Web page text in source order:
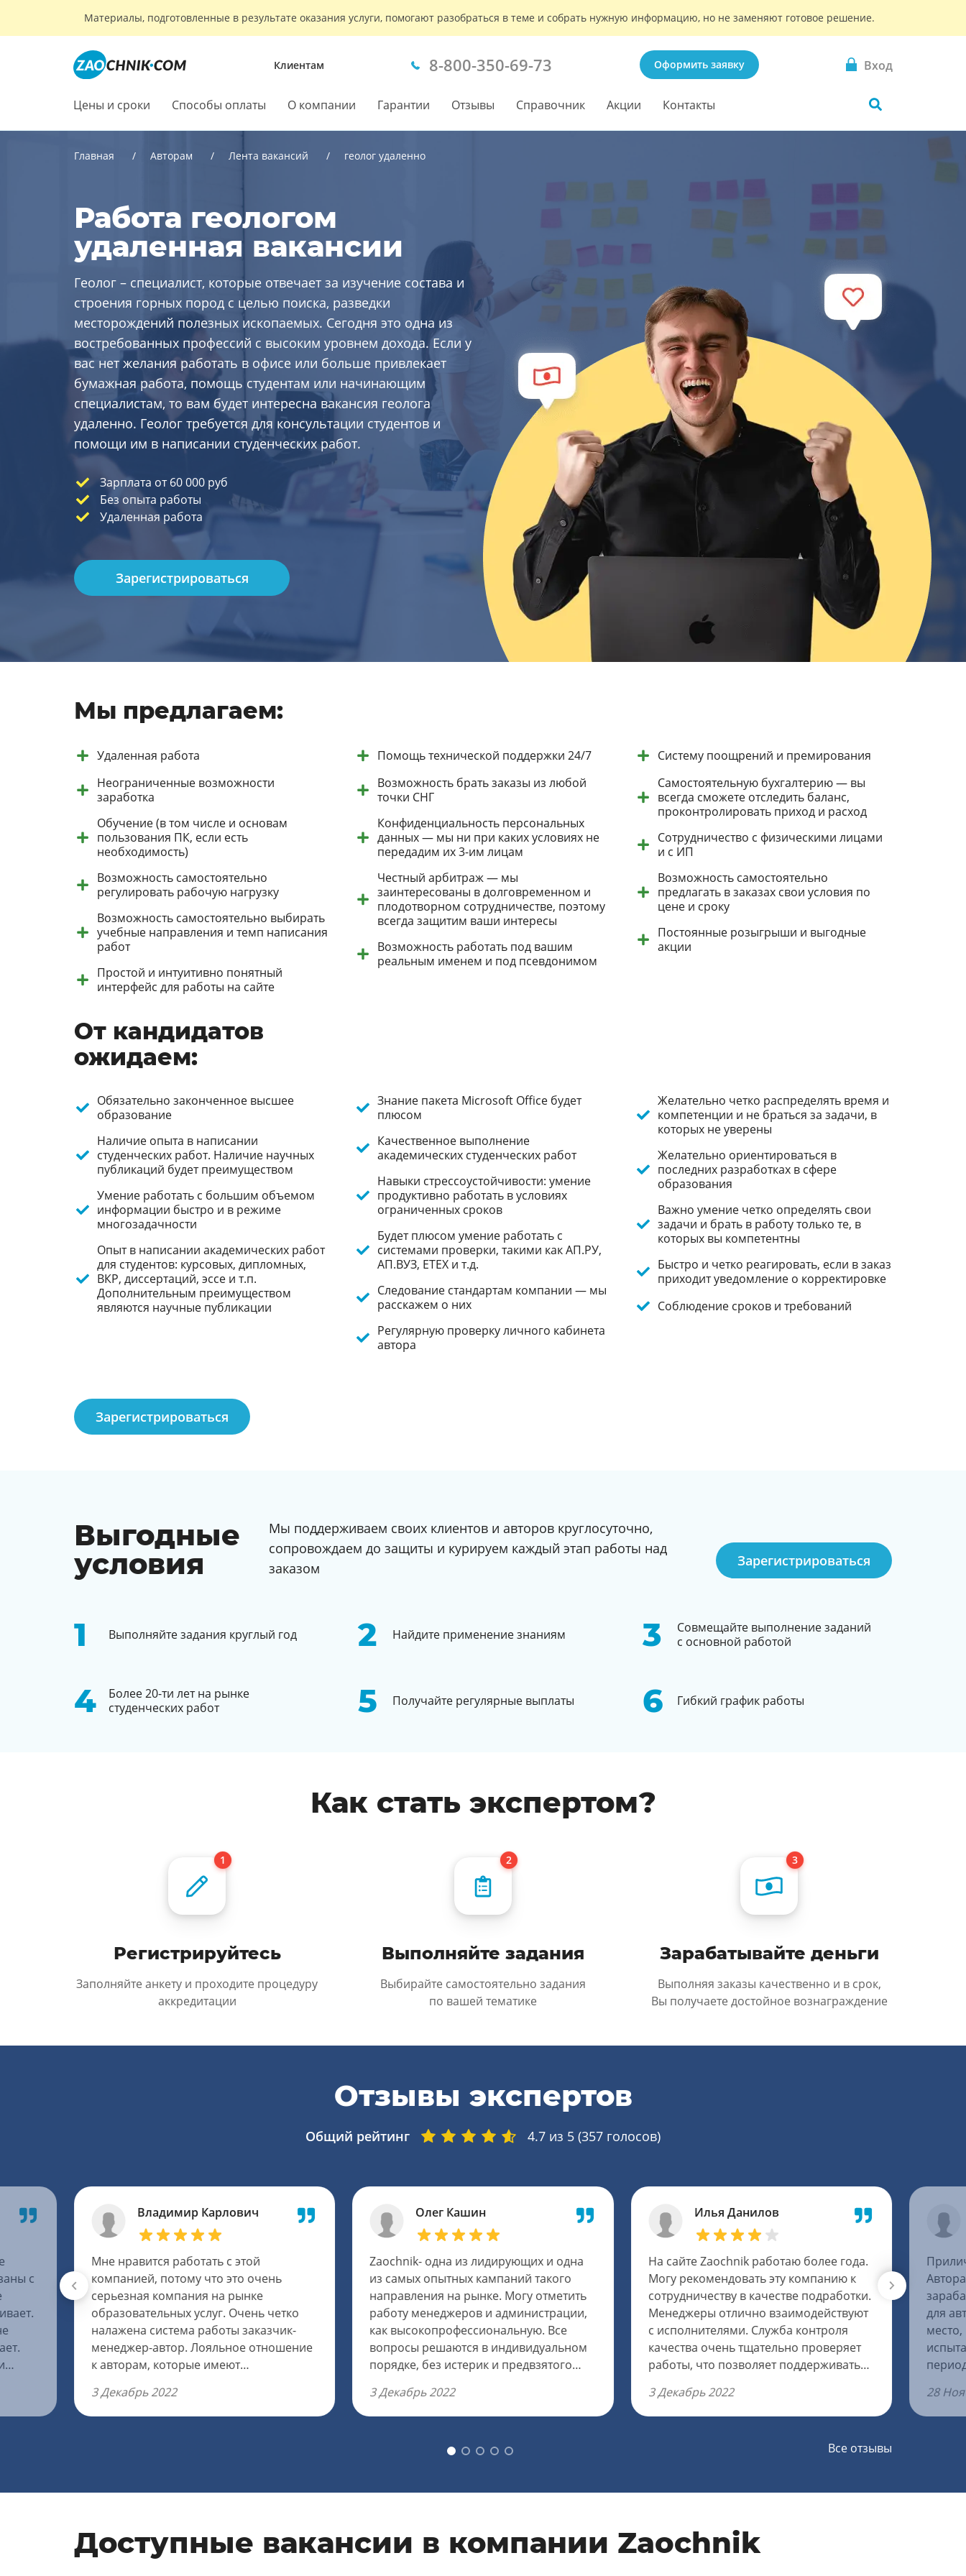
Материалы, подготовленные в результате оказания услуги, помогают разобраться в теме и собрать нужную информацию, но не заменяют готовое решение.
Клиентам 8-800-350-69-73 Оформить заявку Вход
Цены и сроки Способы оплаты О компании Гарантии Отзывы Справочник Акции Контакты
Главная Авторам Лента вакансий геолог удаленно
Работа геологом
удаленная вакансии
Геолог – специалист, которые отвечает за изучение состава и
строения горных пород с целью поиска, разведки
месторождений полезных ископаемых. Сегодня это одна из
востребованных профессий с высоким уровнем дохода. Если у
вас нет желания работать в офисе или больше привлекает
бумажная работа, помощь студентам или начинающим
специалистам, то вам будет интересна вакансия геолога
удаленно. Геолог требуется для консультации студентов и
помощи им в написании студенческих работ.
Зарплата от 60 000 руб
Без опыта работы
Удаленная работа
Зарегистрироваться
Мы предлагаем:
Удаленная работа
Неограниченные возможности
заработка
Обучение (в том числе и основам
пользования ПК, если есть
необходимость)
Возможность самостоятельно
регулировать рабочую нагрузку
Возможность самостоятельно выбирать
учебные направления и темп написания
работ
Простой и интуитивно понятный
интерфейс для работы на сайте
Помощь технической поддержки 24/7
Возможность брать заказы из любой
точки СНГ
Конфиденциальность персональных
данных — мы ни при каких условиях не
передадим их 3-им лицам
Честный арбитраж — мы
заинтересованы в долговременном и
плодотворном сотрудничестве, поэтому
всегда защитим ваши интересы
Возможность работать под вашим
реальным именем и под псевдонимом
Систему поощрений и премирования
Самостоятельную бухгалтерию — вы
всегда сможете отследить баланс,
проконтролировать приход и расход
Сотрудничество с физическими лицами
и с ИП
Возможность самостоятельно
предлагать в заказах свои условия по
цене и сроку
Постоянные розыгрыши и выгодные
акции
От кандидатов
ожидаем:
Обязательно законченное высшее
образование
Наличие опыта в написании
студенческих работ. Наличие научных
публикаций будет преимуществом
Умение работать с большим объемом
информации быстро и в режиме
многозадачности
Опыт в написании академических работ
для студентов: курсовых, дипломных,
ВКР, диссертаций, эссе и т.п.
Дополнительным преимуществом
являются научные публикации
Знание пакета Microsoft Office будет
плюсом
Качественное выполнение
академических студенческих работ
Навыки стрессоустойчивости: умение
продуктивно работать в условиях
ограниченных сроков
Будет плюсом умение работать с
системами проверки, такими как АП.РУ,
АП.ВУЗ, ЕТЕХ и т.д.
Следование стандартам компании — мы
расскажем о них
Регулярную проверку личного кабинета
автора
Желательно четко распределять время и
компетенции и не браться за задачи, в
которых не уверены
Желательно ориентироваться в
последних разработках в сфере
образования
Важно умение четко определять свои
задачи и брать в работу только те, в
которых вы компетентны
Быстро и четко реагировать, если в заказ
приходит уведомление о корректировке
Соблюдение сроков и требований
Зарегистрироваться
Выгодные
условия
Мы поддерживаем своих клиентов и авторов круглосуточно,
сопровождаем до защиты и курируем каждый этап работы над
заказом
Зарегистрироваться
Выполняйте задания круглый год Найдите применение знаниям
Совмещайте выполнение заданий
с основной работой
Более 20-ти лет на рынке
студенческих работ
Получайте регулярные выплаты Гибкий график работы
Как стать экспертом?
Регистрируйтесь
Заполняйте анкету и проходите процедуру
аккредитации
Выполняйте задания
Выбирайте самостоятельно задания
по вашей тематике
Зарабатывайте деньги
Выполняя заказы качественно и в срок,
Вы получаете достойное вознаграждение
Отзывы экспертов
Общий рейтинг 4.7 из 5 (357 голосов)
с
Владимир Карлович
Мне нравится работать с этой
компанией, потому что это очень
серьезная компания на рынке
образовательных услуг. Очень четко
налажена система работы заказчик-
менеджер-автор. Лояльное отношение
к авторам, которые имеют
на встречу и посильные уступки, очень
оперативно передается информация
неплохо.
3 Декабрь 2022
Олег Кашин
Zaochnik- одна из лидирующих и одна
из самых опытных кампаний такого
направления на рынке. Могу отметить
работу менеджеров и администрации,
как высокопрофессиональную. Все
вопросы решаются в индивидуальном
порядке, без истерик и предвзятого
какой-то вопрос у клиента, все делается
очень быстро. Своевременная оплата
3 Декабрь 2022
Илья Данилов
На сайте Zaochnik работаю более года.
Могу рекомендовать эту компанию к
сотрудничеству в качестве подработки.
Менеджеры отлично взаимодействуют
с исполнителями. Служба контроля
качества очень тщательно проверяет
работы, что позволяет поддерживать
уровне, а это влияет на количество
заказов. Менеджеры позитивные, и
заказчиком и автором быстро и
3 Декабрь 2022
для
28
Все отзывы
Доступные вакансии в компании Zaochnik